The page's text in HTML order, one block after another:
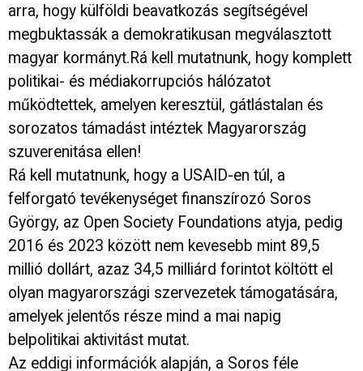
arra, hogy külföldi beavatkozás segítségével
megbuktassák a demokratikusan megválasztott
magyar kormányt.Rá kell mutatnunk, hogy komplett
politikai- és médiakorrupciós hálózatot
működtettek, amelyen keresztül, gátlástalan és
sorozatos támadást intéztek Magyarország
szuverenitása ellen!
Rá kell mutatnunk, hogy a USAID-en túl, a
felforgató tevékenységet finanszírozó Soros
György, az Open Society Foundations atyja, pedig
2016 és 2023 között nem kevesebb mint 89,5
millió dollárt, azaz 34,5 milliárd forintot költött el
olyan magyarországi szervezetek támogatására,
amelyek jelentős része mind a mai napig
belpolitikai aktivitást mutat.
Az eddigi információk alapján, a Soros féle